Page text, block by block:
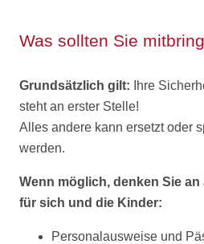
Was sollten Sie
Grundsätzlich gilt: Ihre
steht an erster Stelle!
Alles andere kann ersetzt oder
werden.
Wenn möglich, denken Sie
für sich und die Kinder:
Personalausweise und